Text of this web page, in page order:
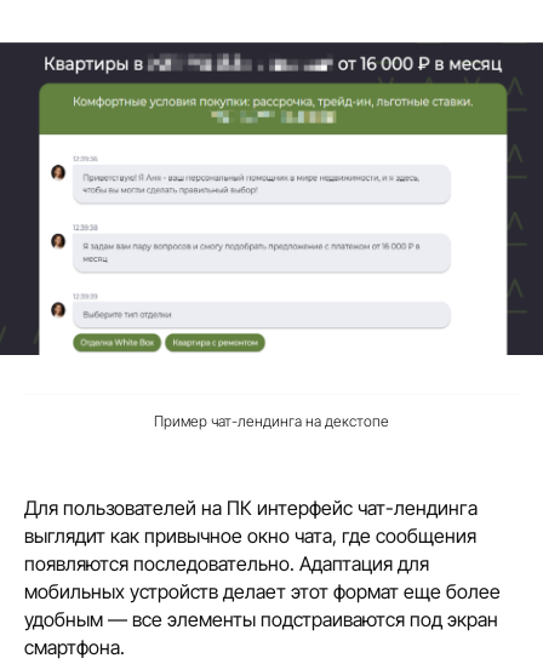
Пример чат-лендинга на декстопе
Для пользователей на ПК интерфейс чат-лендинга
выглядит как привычное окно чата, где сообщения
появляются последовательно. Адаптация для
мобильных устройств делает этот формат еще более
удобным — все элементы подстраиваются под экран
смартфона.